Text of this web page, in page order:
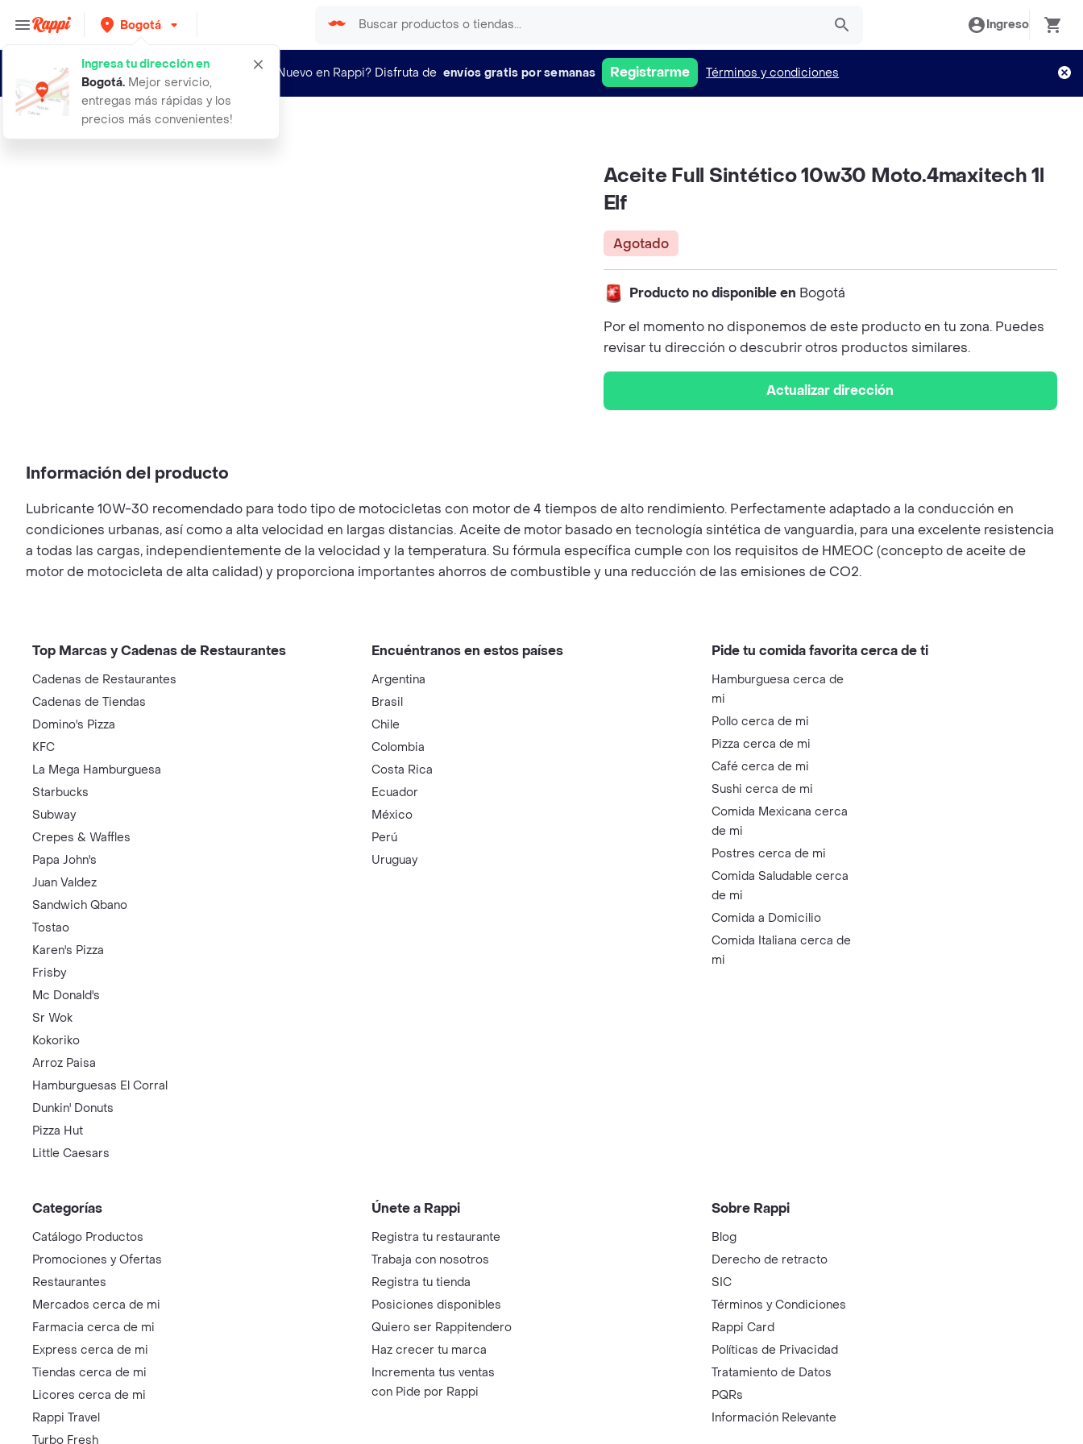
Bogotá
Ingresa tu dirección en
Bogotá. Mejor servicio,
entregas más rápidas y los
precios más convenientes!
Ingreso
¿Nuevo en Rappi? Disfruta de envíos gratis por semanas Registrarme Términos y condiciones
aceite full sintetico 10w30 moto4ma
Aceite Full Sintético 10w30 Moto.4maxitech 1l
Elf
Agotado
Producto no disponible en Bogotá
Por el momento no disponemos de este producto en tu zona. Puedes
revisar tu dirección o descubrir otros productos similares.
Actualizar dirección
Información del producto
Lubricante 10W-30 recomendado para todo tipo de motocicletas con motor de 4 tiempos de alto rendimiento. Perfectamente adaptado a la conducción en
condiciones urbanas, así como a alta velocidad en largas distancias. Aceite de motor basado en tecnología sintética de vanguardia, para una excelente resistencia
a todas las cargas, independientemente de la velocidad y la temperatura. Su fórmula específica cumple con los requisitos de HMEOC (concepto de aceite de
motor de motocicleta de alta calidad) y proporciona importantes ahorros de combustible y una reducción de las emisiones de CO2.
Top Marcas y Cadenas de Restaurantes
Cadenas de Restaurantes
Cadenas de Tiendas
Domino's Pizza
KFC
La Mega Hamburguesa
Starbucks
Subway
Crepes & Waffles
Papa John's
Juan Valdez
Sandwich Qbano
Tostao
Karen's Pizza
Frisby
Mc Donald's
Sr Wok
Kokoriko
Arroz Paisa
Hamburguesas El Corral
Dunkin' Donuts
Pizza Hut
Little Caesars
Encuéntranos en estos países
Argentina
Brasil
Chile
Colombia
Costa Rica
Ecuador
México
Perú
Uruguay
Pide tu comida favorita cerca de ti
Hamburguesa cerca de
mi
Pollo cerca de mi
Pizza cerca de mi
Café cerca de mi
Sushi cerca de mi
Comida Mexicana cerca
de mi
Postres cerca de mi
Comida Saludable cerca
de mi
Comida a Domicilio
Comida Italiana cerca de
mi
Categorías
Catálogo Productos
Promociones y Ofertas
Restaurantes
Mercados cerca de mi
Farmacia cerca de mi
Express cerca de mi
Tiendas cerca de mi
Licores cerca de mi
Rappi Travel
Turbo Fresh
Únete a Rappi
Registra tu restaurante
Trabaja con nosotros
Registra tu tienda
Posiciones disponibles
Quiero ser Rappitendero
Haz crecer tu marca
Incrementa tus ventas
con Pide por Rappi
Sobre Rappi
Blog
Derecho de retracto
SIC
Términos y Condiciones
Rappi Card
Políticas de Privacidad
Tratamiento de Datos
PQRs
Información Relevante